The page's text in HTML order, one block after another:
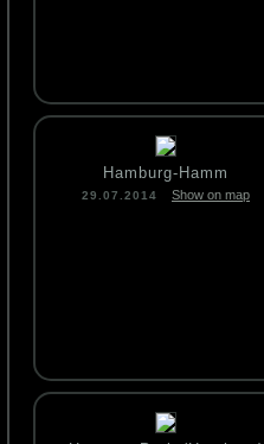
Hamburg-Hamm
29.07.2014 Show on map